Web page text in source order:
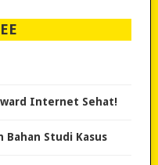
Internet Sehat!
Bahan Studi Kasus